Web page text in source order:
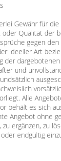
Gewähr für die
oder Qualität der
gegen
ideeller Art
der
und
Alle
behält es sich
Angebot ohne
ergänzen, zu
endgültig